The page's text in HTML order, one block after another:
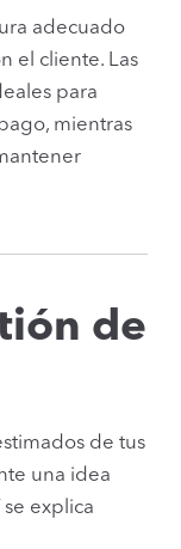
adecuado
el cliente. Las
para
mientras
de
de tus
una idea
explica